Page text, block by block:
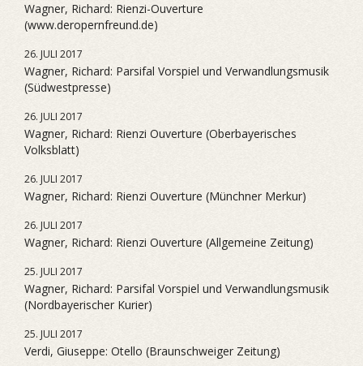
Wagner, Richard: Rienzi-Ouverture
(www.deropernfreund.de)
26. JULI 2017
Wagner, Richard: Parsifal Vorspiel und Verwandlungsmusik
(Südwestpresse)
26. JULI 2017
Wagner, Richard: Rienzi Ouverture (Oberbayerisches
Volksblatt)
26. JULI 2017
Wagner, Richard: Rienzi Ouverture (Münchner Merkur)
26. JULI 2017
Wagner, Richard: Rienzi Ouverture (Allgemeine Zeitung)
25. JULI 2017
Wagner, Richard: Parsifal Vorspiel und Verwandlungsmusik
(Nordbayerischer Kurier)
25. JULI 2017
Verdi, Giuseppe: Otello (Braunschweiger Zeitung)